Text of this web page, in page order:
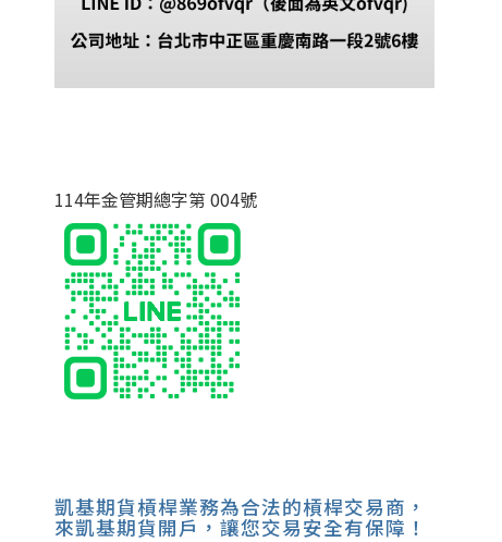
114年金管期總字第 004號
凱基期貨槓桿業務為合法的槓桿交易商，
來凱基期貨開戶，讓您交易安全有保障！